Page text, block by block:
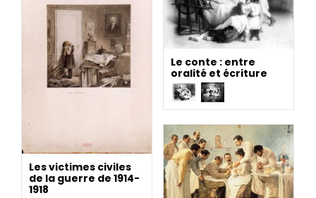
Le conte : entre
oralité et écriture
Les victimes civiles
de la guerre de 1914-
1918